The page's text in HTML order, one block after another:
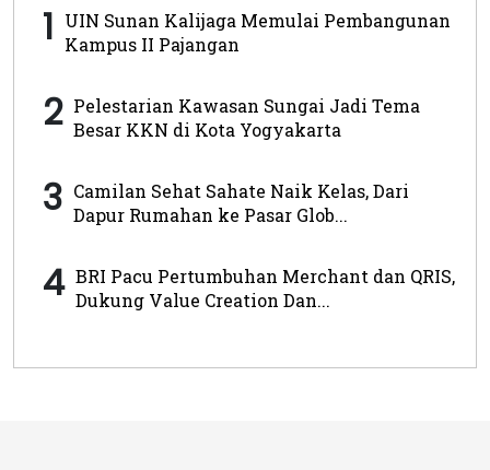
1 UIN Sunan Kalijaga Memulai Pembangunan
Kampus II Pajangan
2 Pelestarian Kawasan Sungai Jadi Tema
Besar KKN di Kota Yogyakarta
3 Camilan Sehat Sahate Naik Kelas, Dari
Dapur Rumahan ke Pasar Glob...
4 BRI Pacu Pertumbuhan Merchant dan QRIS,
Dukung Value Creation Dan...